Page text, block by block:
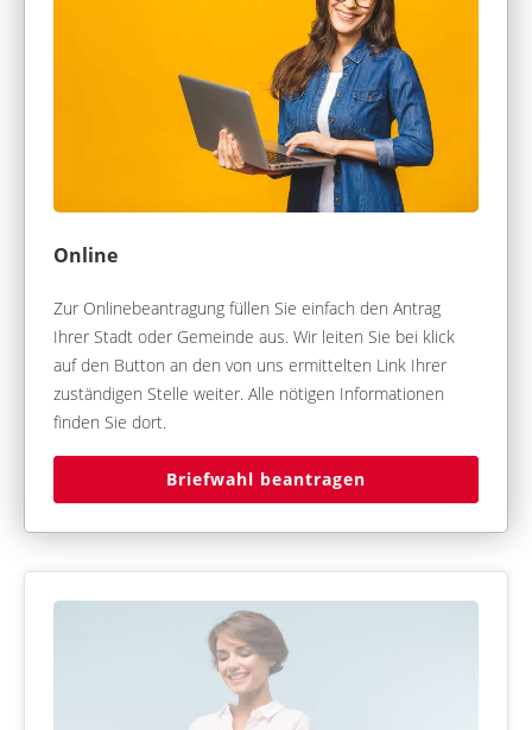
Online
Zur Onlinebeantragung füllen Sie einfach den Antrag
Ihrer Stadt oder Gemeinde aus. Wir leiten Sie bei klick
auf den Button an den von uns ermittelten Link Ihrer
zuständigen Stelle weiter. Alle nötigen Informationen
finden Sie dort.
Briefwahl beantragen